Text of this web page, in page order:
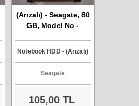
(Arızalı) - Seagate, 80
GB, Model No -
Notebook HDD - (Arızalı)
Seagate
105,00 TL